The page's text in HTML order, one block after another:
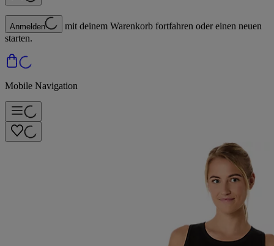
Anmelden
mit deinem Warenkorb fortfahren oder einen neuen
starten.
Mobile Navigation